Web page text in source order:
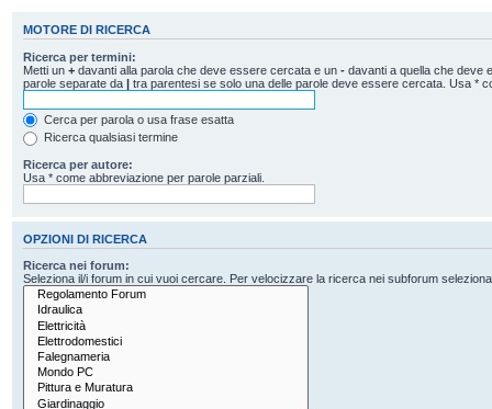
MOTORE DI RICERCA
Ricerca per termini:
Metti un + davanti alla parola che deve essere cercata e un - davanti a quella che deve
parole separate da | tra parentesi se solo una delle parole deve essere cercata. Usa *
Cerca per parola o usa frase esatta
Ricerca qualsiasi termine
Ricerca per autore:
Usa * come abbreviazione per parole parziali.
OPZIONI DI RICERCA
Ricerca nei forum:
Seleziona il/i forum in cui vuoi cercare. Per velocizzare la ricerca nei subforum